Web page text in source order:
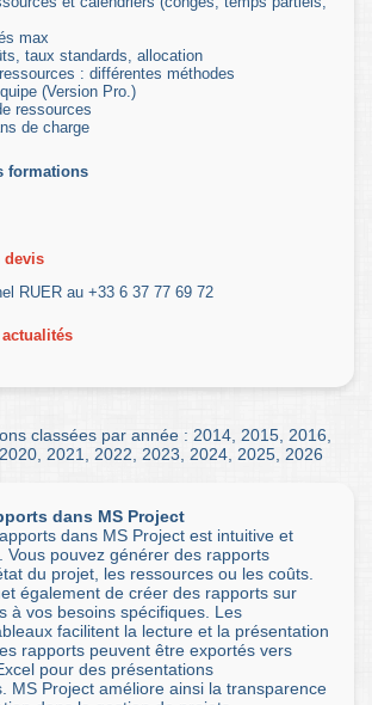
max
taux standards, allocation
: différentes méthodes
(Version Pro.)
ressources
de charge
formations
devis
RUER au +33 6 37 77 69 72
classées par année : 2014 2015 2016
2020 2021 2022 2023 2024 2025 2026
dans MS Project
dans MS Project est intuitive et
Vous pouvez générer des rapports
du projet, les ressources ou les coûts.
également de créer des rapports sur
à vos besoins spécifiques. Les
facilitent la lecture et la présentation
rapports peuvent être exportés vers
pour des présentations
MS Project améliore ainsi la transparence